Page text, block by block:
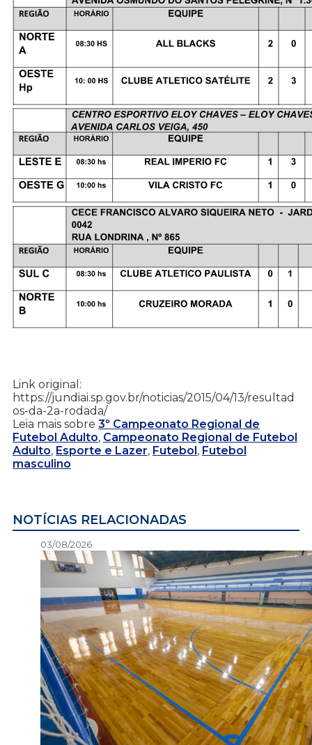
Link original:
https://jundiai.sp.gov.br/noticias/2015/04/13/resultad
os-da-2a-rodada/
Leia mais sobre 3º Campeonato Regional de
Futebol Adulto, Campeonato Regional de Futebol
Adulto, Esporte e Lazer, Futebol, Futebol
masculino
NOTÍCIAS RELACIONADAS
03/08/2026